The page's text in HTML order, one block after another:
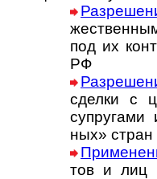
под их
РФ
сделки с
супру­гами
ных» стран
тов и лиц